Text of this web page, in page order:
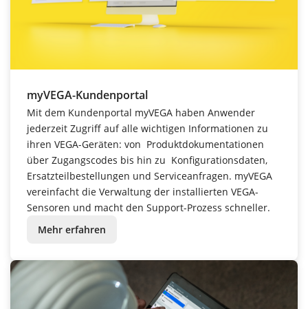
myVEGA-Kundenportal
Mit dem Kundenportal myVEGA haben Anwender
jederzeit Zugriff auf alle wichtigen Informationen zu
ihren VEGA-Geräten: von Produktdokumentationen
über Zugangscodes bis hin zu Konfigurationsdaten,
Ersatzteilbestellungen und Serviceanfragen. myVEGA
vereinfacht die Verwaltung der installierten VEGA-
Sensoren und macht den Support-Prozess schneller.
Mehr erfahren